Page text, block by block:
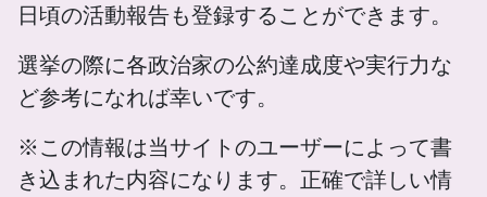
日頃の活動報告も登録することができます。
選挙の際に各政治家の公約達成度や実行力な
ど参考になれば幸いです。
※この情報は当サイトのユーザーによって書
き込まれた内容になります。正確で詳しい情